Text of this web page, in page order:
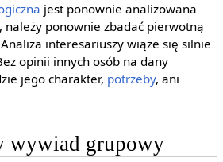
jest ponownie analizowana
należy ponownie zbadać pierwotną
interesariuszy wiąże się silnie
opinii innych osób na dany
jego charakter, potrzeby, ani
wywiad grupowy